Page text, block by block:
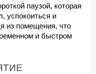
паузой, которая
успокоиться и
из помещения, что
и быстром